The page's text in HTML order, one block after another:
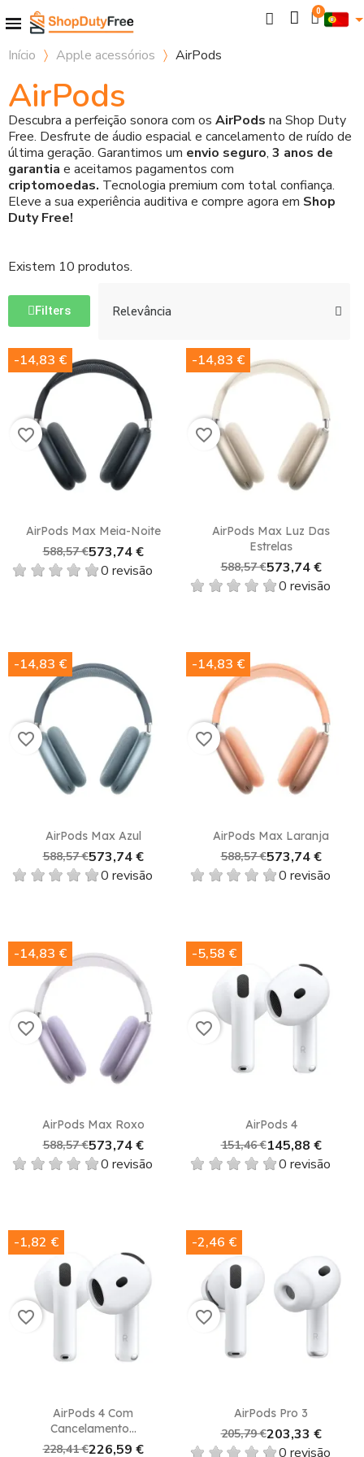
Início Apple acessórios AirPods
AirPods
Descubra a perfeição sonora com os AirPods na Shop Duty
Free. Desfrute de áudio espacial e cancelamento de ruído de
última geração. Garantimos um envio seguro, 3 anos de
garantia e aceitamos pagamentos com
criptomoedas. Tecnologia premium com total confiança.
Eleve a sua experiência auditiva e compre agora em Shop
Duty Free!
Existem 10 produtos.
Filters
AirPods Max Meia-Noite
588,57 €573,74 €
0 revisão
-14,83 €
favorite_border
AirPods Max Luz Das
Estrelas
588,57 €573,74 €
0 revisão
-14,83 €
favorite_border
AirPods Max Azul
588,57 €573,74 €
0 revisão
-14,83 €
favorite_border
AirPods Max Laranja
588,57 €573,74 €
0 revisão
-14,83 €
favorite_border
AirPods Max Roxo
588,57 €573,74 €
0 revisão
-14,83 €
favorite_border
AirPods 4
151,46 €145,88 €
0 revisão
-5,58 €
favorite_border
AirPods 4 Com
Cancelamento...
228,41 €226,59 €
-1,82 €
favorite_border
AirPods Pro 3
205,79 €203,33 €
0 revisão
-2,46 €
favorite_border